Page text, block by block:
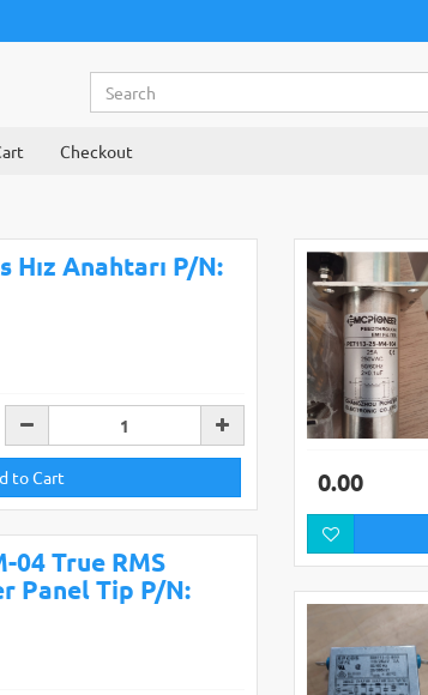
Checkout
Hız Anahtarı P/N:
to Cart 0.00
04 True RMS
Panel Tip P/N: